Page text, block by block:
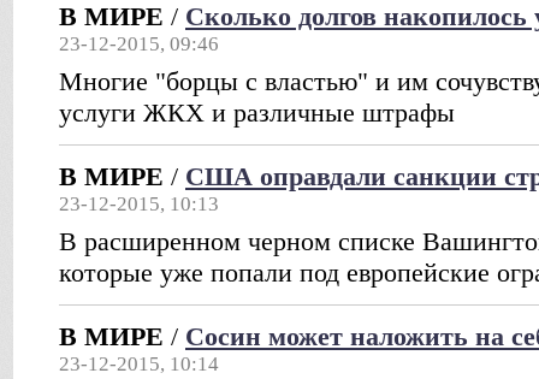
В МИРЕ / Сколько долгов накопилось
23-12-2015, 09:46
Многие "борцы с властью" и им
услуги ЖКХ и различные штрафы
В МИРЕ / США оправдали санкции
23-12-2015, 10:13
В расширенном черном списке
которые уже попали под европейские
В МИРЕ / Сосин может наложить на
23-12-2015, 10:14